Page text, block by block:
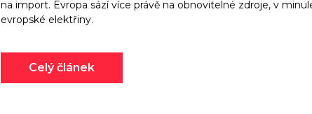
na import. Evropa sází více právě na obnovitelné zdroje, v
evropské elektřiny.
Celý článek